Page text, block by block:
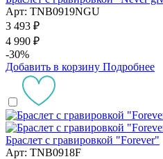
Арт: TNB0919NGU
3 493 ₽
4 990 ₽
-30%
Добавить в корзину Подробнее
Браслет с гравировкой "Forever"
Арт: TNB0918F